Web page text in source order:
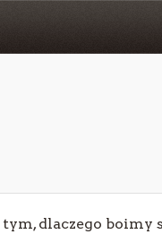
dlaczego boimy